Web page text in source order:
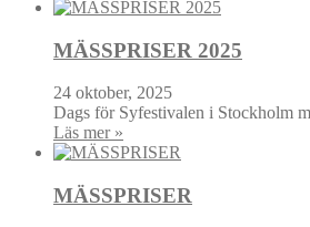
MÄSSPRISER 2025
24 oktober, 2025
Dags för Syfestivalen i Stockholm
Läs mer »
MÄSSPRISER